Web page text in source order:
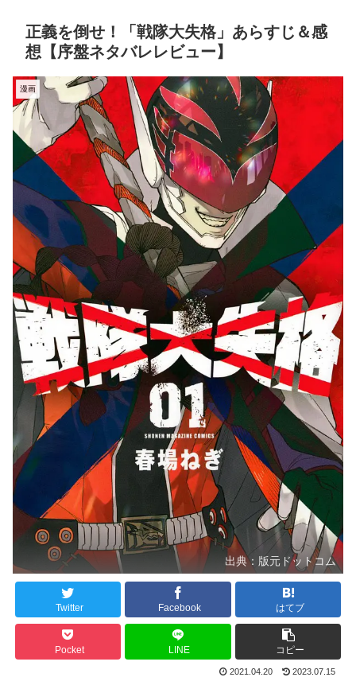
正義を倒せ！「戦隊大失格」あらすじ＆感
想【序盤ネタバレレビュー】
漫画
出典：版元ドットコム
Twitter Facebook はてブ
Pocket LINE コピー
2021.04.20 2023.07.15